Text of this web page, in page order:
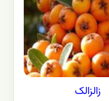
زالزالک